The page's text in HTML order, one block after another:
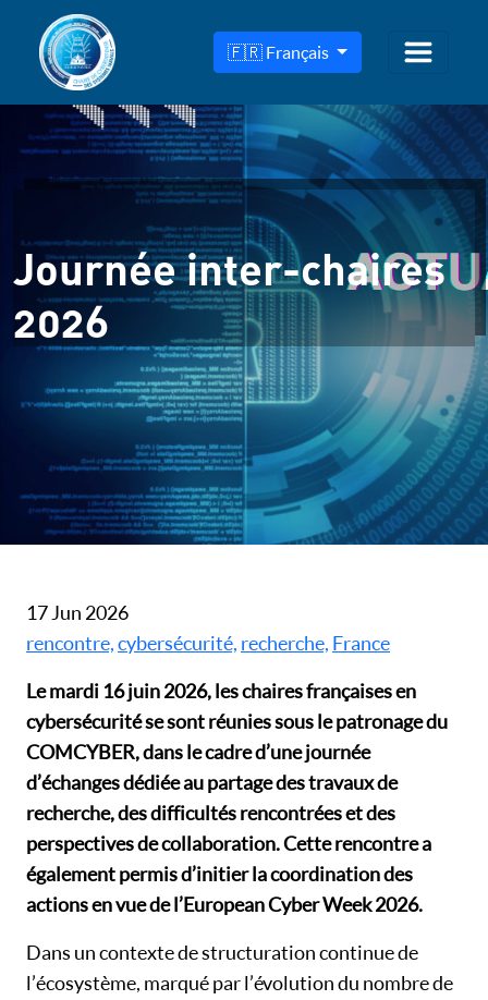
🇫🇷 Français
Journée inter-chaires
2026
17 Jun 2026
rencontre,cybersécurité, recherche, France
Le mardi 16 juin 2026, les chaires françaises en
cybersécurité se sont réunies sous le patronage du
COMCYBER, dans le cadre d’une journée
d’échanges dédiée au partage des travaux de
recherche, des difficultés rencontrées et des
perspectives de collaboration. Cette rencontre a
également permis d’initier la coordination des
actions en vue de l’European Cyber Week 2026.
Dans un contexte de structuration continue de
l’écosystème, marqué par l’évolution du nombre de